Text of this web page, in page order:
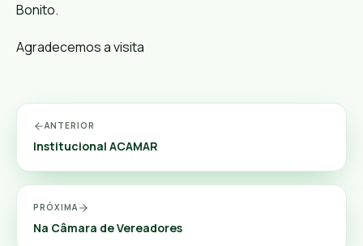
Bonito.
Agradecemos a visita
ANTERIOR
Institucional ACAMAR
PRÓXIMA
Na Câmara de Vereadores